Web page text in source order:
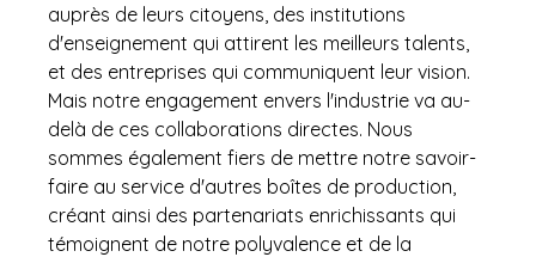
auprès de leurs citoyens, des institutions
d'enseignement qui attirent les meilleurs talents,
et des entreprises qui communiquent leur vision.
Mais notre engagement envers l'industrie va au-
delà de ces collaborations directes. Nous
sommes également fiers de mettre notre savoir-
faire au service d'autres boîtes de production,
créant ainsi des partenariats enrichissants qui
témoignent de notre polyvalence et de la